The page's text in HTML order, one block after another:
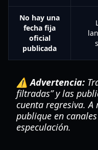
No hay una
fecha fija
oficial
publicada
⚠️ Advertencia:
filtradas” y las
cuenta regresiva. A
publique en
especulación.